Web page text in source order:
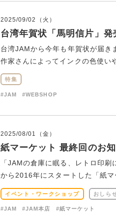
2025/09/02（火）
台湾年賀状「馬明信片」発
台湾JAMから今年も年賀状が届き
作家さんによってインクの色使い
特集
#JAM #WEBSHOP
2025/08/01（金）
紙マーケット 最終回のお
「JAMの倉庫に眠る、レトロ印
から2016年にスタートした「紙
イベント・ワークショップ おしら
#JAM #JAM本店 #紙マーケット